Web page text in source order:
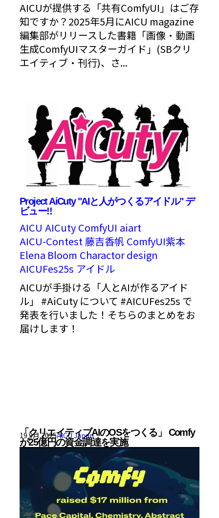
AICUが提供する「共有ComfyUI」はご存
知ですか？2025年5月にAICU magazine
編集部がリリースした書籍「画像・動画
生成ComfyUIマスターガイド」(SBクリ
エイティブ・刊行)、さ...
Project AiCuty "AIと人がつくるアイドル" デ
ビュー!!
AICU AICuty ComfyUI aiart
AICU-Contest 藤吉香帆 ComfyUI紫本
Elena Bloom Charactor design
AICUFes25s アイドル
AICUが手掛ける「人とAIが作るアイド
ル」 #AiCuty について #AICUFes25s で
発表を行いました！そちらのまとめをお
届けします！
「クリエイティブAIのOSをつくる」 Comfy
が25億円の資金調達を実施
19 9月 2025AICU Japan